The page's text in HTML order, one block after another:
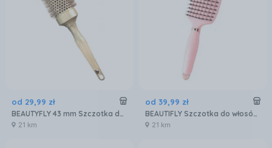
od 29,99 zł
BEAUTYFLY 43 mm Szczotka do włosów
21 km
od 39,99 zł
BEAUTIFLY Szczotka do włosów Różowa
21 km